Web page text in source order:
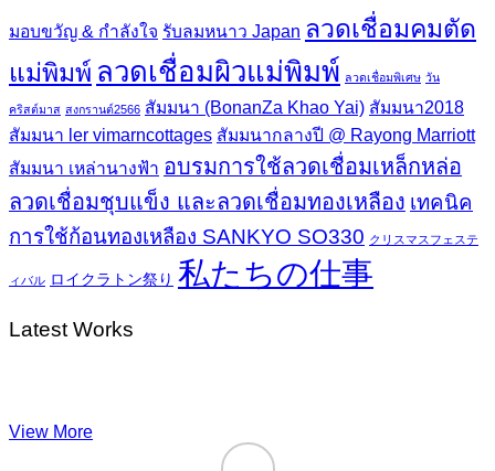
มอบขวัญ & กำลังใจ รับลมหนาว Japan ลวดเชื่อมคมตัด
แม่พิมพ์ ลวดเชื่อมผิวแม่พิมพ์ ลวดเชื่อมพิเศษ วัน
คริสต์มาส สงกรานต์2566 สัมมนา (BonanZa Khao Yai) สัมมนา2018
สัมมนา ler vimarncottages สัมมนากลางปี @ Rayong Marriott
สัมมนา เหล่านางฟ้า อบรมการใช้ลวดเชื่อมเหล็กหล่อ
ลวดเชื่อมชุบแข็ง และลวดเชื่อมทองเหลือง เทคนิค
การใช้ก้อนทองเหลือง SANKYO SO330 クリスマスフェステ
ィバル ロイクラトン祭り 私たちの仕事
Latest Works
View More